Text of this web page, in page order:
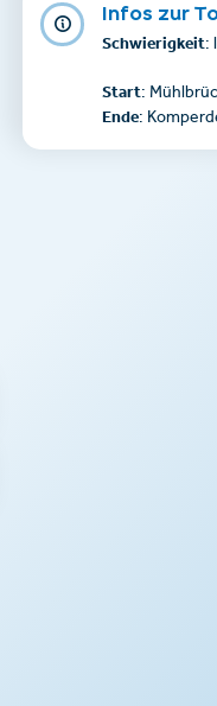
Infos zur
Schwierigkeit:
Start:
Ende: